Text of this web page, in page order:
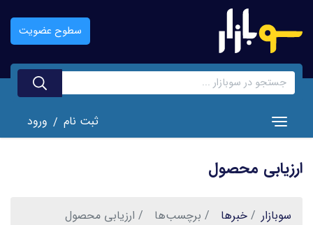
اصلی
سطوح عضویت
Toggle navigation ثبت نام / ورود
ارزیابی محصول
سوبازار خبر‌ها برچسب‌ها ارزیابی محصول